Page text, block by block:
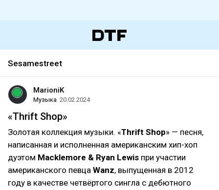
Sesamestreet
MarioniK
Музыка 20.02.2024
«Thrift Shop»
Золотая коллекция музыки. «Thrift Shop» — песня,
написанная и исполненная американским хип-хоп
дуэтом Macklemore & Ryan Lewis при участии
американского певца Wanz, выпущенная в 2012
году в качестве четвёртого сингла с дебютного